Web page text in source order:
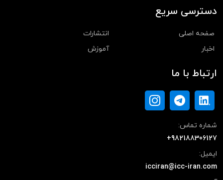
دسترسی سریع
صفحه اصلی
انتشارات
اخبار
آموزش
ارتباط با ما
شماره تماس:
+982188306127
ایمیل:
icciran@icc-iran.com